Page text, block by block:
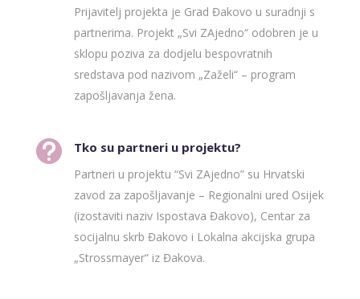
Prijavitelj projekta je Grad Đakovo u suradnji s
partnerima. Projekt „Svi ZAjedno“ odobren je u
sklopu poziva za dodjelu bespovratnih
sredstava pod nazivom „Zaželi“ – program
zapošljavanja žena.
 Tko su partneri u projektu?
Partneri u projektu “Svi ZAjedno” su Hrvatski
zavod za zapošljavanje – Regionalni ured Osijek
(izostaviti naziv Ispostava Đakovo), Centar za
socijalnu skrb Đakovo i Lokalna akcijska grupa
„Strossmayer“ iz Đakova.